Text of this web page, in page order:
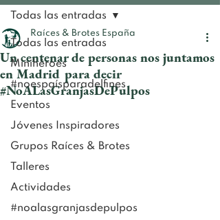
Todas las entradas
Minihéroes
#noespaísparadelfines
Eventos
Jóvenes Inspiradores
Grupos Raíces & Brotes
Talleres
Actividades
#noalasgranjasdepulpos
Todas las entradas
Un centenar de personas nos juntamos
en Madrid para decir
#NoALasGranjasDePulpos
Raíces & Brotes España